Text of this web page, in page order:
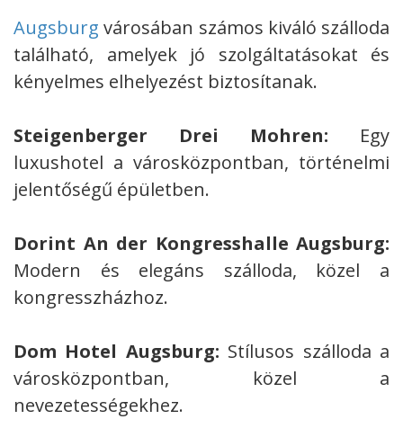
Augsburg városában számos kiváló szálloda
található, amelyek jó szolgáltatásokat és
kényelmes elhelyezést biztosítanak.
Steigenberger Drei Mohren: Egy
luxushotel a városközpontban, történelmi
jelentőségű épületben.
Dorint An der Kongresshalle Augsburg:
Modern és elegáns szálloda, közel a
kongresszházhoz.
Dom Hotel Augsburg: Stílusos szálloda a
városközpontban, közel a
nevezetességekhez.